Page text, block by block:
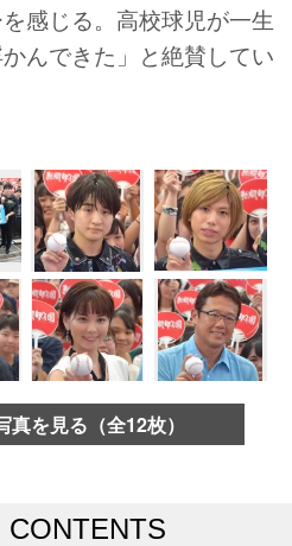
感じる。高校球児が一生
んできた」と絶賛してい
真を見る（全12枚）
CONTENTS